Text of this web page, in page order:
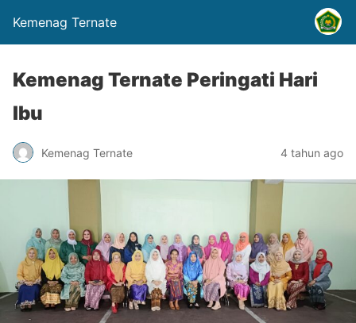
Kemenag Ternate
Kemenag Ternate Peringati Hari
Ibu
Kemenag Ternate 4 tahun ago